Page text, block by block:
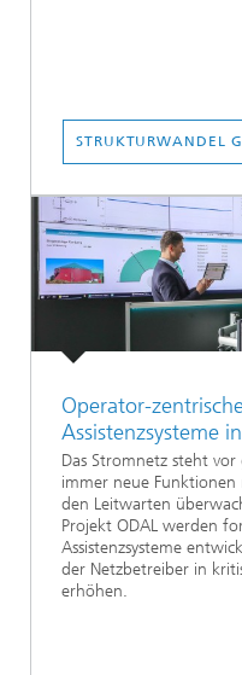
STRUKTURWANDEL
Operator-
Assistenzsysteme
Das Stromnetz steht
immer neue
den Leitwarten
Projekt ODAL werden
Assistenzsysteme
der Netzbetreiber in
erhöhen.